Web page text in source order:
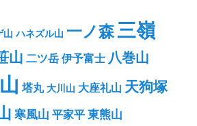
山 ハネズル山 一ノ森三嶺
山 二ツ岳伊予富士 八巻山
塔丸 大川山 大座礼山 天狗塚
寒風山 平家平東熊山